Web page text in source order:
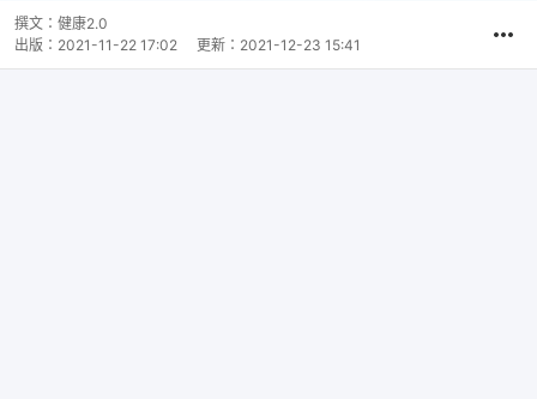
撰文： 健康2.0
出版： 2021-11-22 17:02 更新： 2021-12-23 15:41